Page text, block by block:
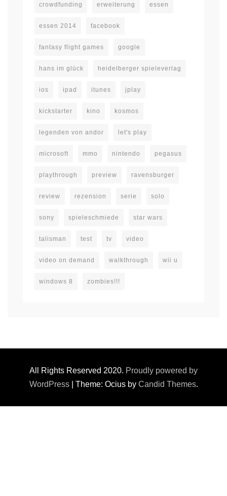
crowdfunding erweiterung essen
essen 2014 facebook
fantasy flight games google
hans im glück heidelberger spieleverlag
ios ipad itunes jplay
kickstarter kino kosmos
legenden von andor let's play
microsoft mmo nintendo pegasus
playthrough preview ravensburger
review rezension serie solo
sony spieleschmiede star wars
talisman test tv video
video on demand walkthrough wii u
windows 8 zombies!!!
All Rights Reserved 2020. Proudly powered by
WordPress
Theme: Ocius by Candid Themes.